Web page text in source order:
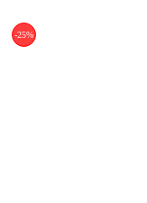
-25%